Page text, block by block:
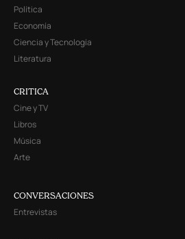
Política
Economía
Ciencia y Tecnología
Literatura
CRITICA
Cine y TV
Libros
Música
Arte
CONVERSACIONES
Entrevistas